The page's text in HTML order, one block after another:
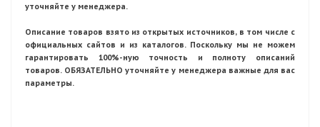
уточняйте у менеджера.
Описание товаров взято из открытых источников, в том числе с
официальных сайтов и из каталогов. Поскольку мы не можем
гарантировать 100%-ную точность и полноту описаний
товаров. ОБЯЗАТЕЛЬНО уточняйте у менеджера важные для вас
параметры.